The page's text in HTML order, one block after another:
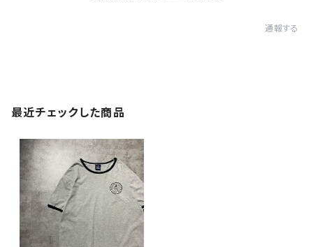
通報する
最近チェックした商品